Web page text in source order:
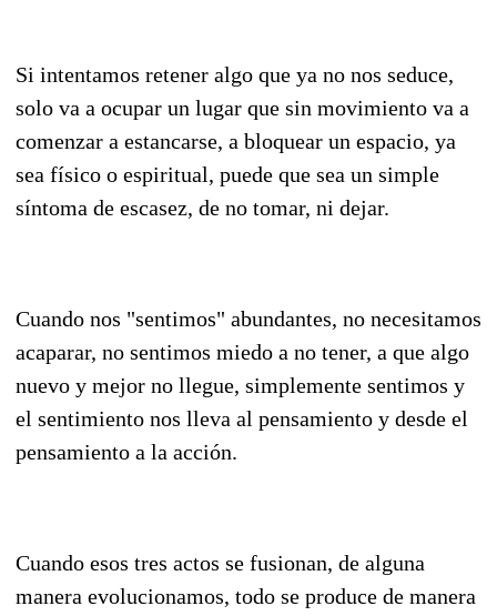
Si intentamos retener algo que ya no nos seduce,
solo va a ocupar un lugar que sin movimiento va a
comenzar a estancarse, a bloquear un espacio, ya
sea físico o espiritual, puede que sea un simple
síntoma de escasez, de no tomar, ni dejar.
Cuando nos "sentimos" abundantes, no necesitamos
acaparar, no sentimos miedo a no tener, a que algo
nuevo y mejor no llegue, simplemente sentimos y
el sentimiento nos lleva al pensamiento y desde el
pensamiento a la acción.
Cuando esos tres actos se fusionan, de alguna
manera evolucionamos, todo se produce de manera